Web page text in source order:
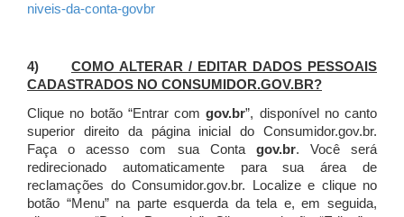
niveis-da-conta-govbr
4) COMO ALTERAR / EDITAR DADOS PESSOAIS
CADASTRADOS NO CONSUMIDOR.GOV.BR?
Clique no botão “Entrar comgov.br”, disponível no canto
superior direito da página inicial do Consumidor.gov.br.
Faça o acesso com sua Conta gov.br. Você será
redirecionado automaticamente para sua área de
reclamações do Consumidor.gov.br.
Localize e clique no
botão “Menu” na parte esquerda da tela e, em seguida,